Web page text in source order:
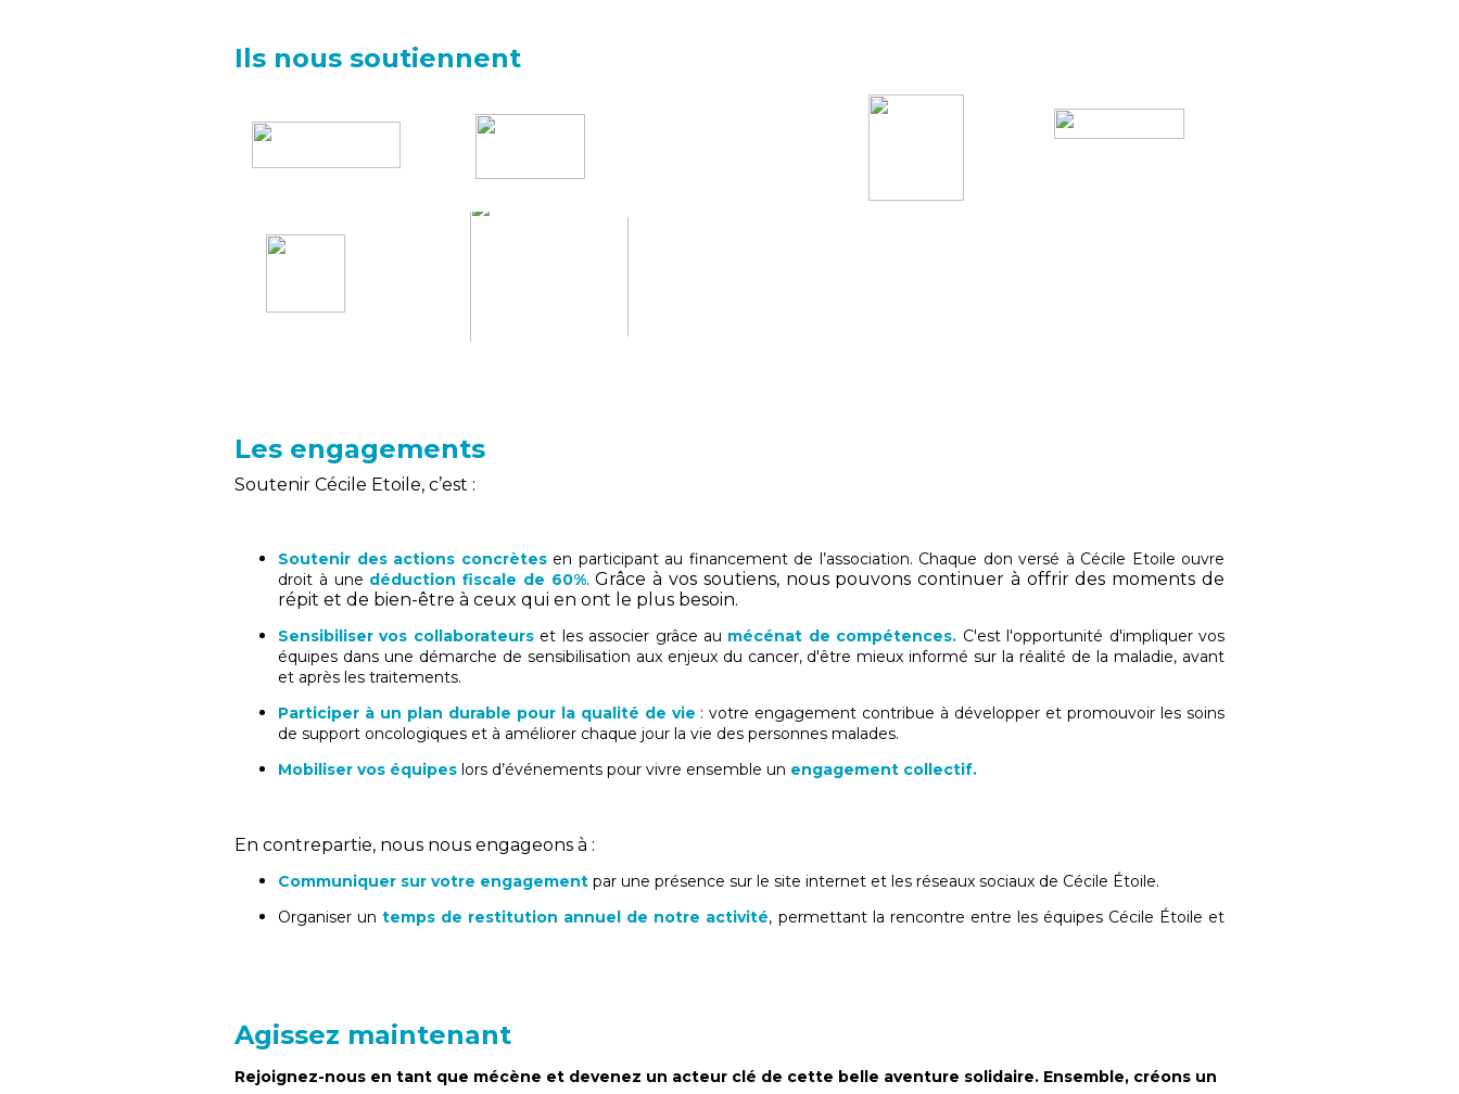
Ils nous soutiennent
Les engagements
Soutenir Cécile Etoile, c’est :
Soutenir des actions concrètes en participant au financement de l’association. Chaque don versé à Cécile Etoile ouvre
droit à une déduction fiscale de 60%.Grâce à vos soutiens, nous pouvons continuer à offrir des moments de
répit et de bien-être à ceux qui en ont le plus besoin.
Sensibiliser vos collaborateurset les associer grâce au mécénat de compétences. C'est l'opportunité d'impliquer vos
équipes dans une démarche de sensibilisation aux enjeux du cancer, d'être mieux informé sur la réalité de la maladie, avant
et après les traitements.
Participer à un plan durable pour la qualité de vie : votre engagement contribue à développer et promouvoir les soins
de support oncologiques et à améliorer chaque jour la vie des personnes malades.
Mobiliser vos équipes lors d’événements pour vivre ensemble un engagement collectif.
En contrepartie, nous nous engageons à :
Communiquer sur votre engagement par une présence sur le site internet et les réseaux sociaux de Cécile Étoile.
Organiser untemps de restitution annuel de notre activité, permettant la rencontre entre les équipes Cécile Étoile et
Agissez maintenant
Rejoignez-nous en tant que mécène et devenez un acteur clé de cette belle aventure solidaire. Ensemble, créons un